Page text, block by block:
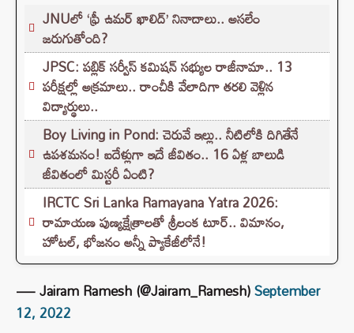
JNUలో ‘ఫ్రీ ఉమర్ ఖాలిద్’ నినాదాలు.. అసలేం
జరుగుతోంది?
JPSC: పబ్లిక్ సర్వీస్ కమిషన్ సభ్యుల రాజీనామా.. 13
పరీక్షల్లో అక్రమాలు.. రాంచీకి వేలాదిగా తరలి వెళ్లిన
విద్యార్థులు..
Boy Living in Pond: చెరువే ఇల్లు.. నీటిలోకి దిగితేనే
ఉపశమనం! ఐదేళ్లుగా ఇదే జీవితం.. 16 ఏళ్ల బాలుడి
జీవితంలో మిస్టరీ ఏంటి?
IRCTC Sri Lanka Ramayana Yatra 2026:
రామాయణ పుణ్యక్షేత్రాలతో శ్రీలంక టూర్.. విమానం,
హోటల్, భోజనం అన్నీ ప్యాకేజీలోనే!
— Jairam Ramesh (@Jairam_Ramesh)September
12, 2022